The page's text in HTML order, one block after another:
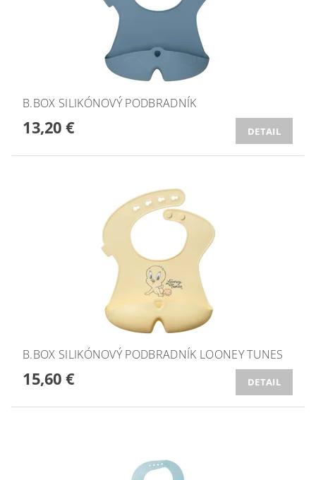
B.BOX SILIKÓNOVÝ PODBRADNÍK
13,20 € DETAIL
B.BOX SILIKÓNOVÝ PODBRADNÍK LOONEY TUNES
15,60 € DETAIL